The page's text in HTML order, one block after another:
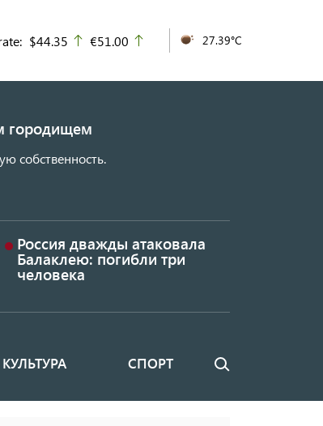
$44.35 up
€51.00 27.39°C
городищем
собственность.
Россия дважды атаковала
Балаклею: погибли три
человека
КУЛЬТУРА СПОРТ Поиск